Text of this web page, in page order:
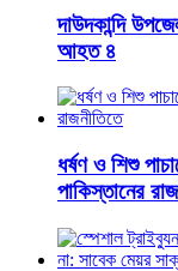
দাউদকান্দি
আহত ৪
ধর্ষণ ও শিশু
পাকিস্তানের